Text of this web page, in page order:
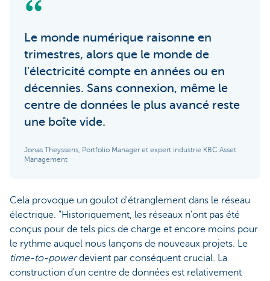
Le monde numérique raisonne en
trimestres, alors que le monde de
l'électricité compte en années ou en
décennies. Sans connexion, même le
centre de données le plus avancé reste
une boîte vide.
Jonas Theyssens, Portfolio Manager et expert industrie KBC Asset
Management
Cela provoque un goulot d'étranglement dans le réseau
électrique. "Historiquement, les réseaux n'ont pas été
conçus pour de tels pics de charge et encore moins pour
le rythme auquel nous lançons de nouveaux projets. Le
time-to-powerdevient par conséquent crucial. La
construction d'un centre de données est relativement